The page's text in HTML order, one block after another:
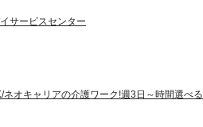
サービスセンター
オキャリアの介護ワーク!週3日～時間選べる